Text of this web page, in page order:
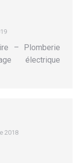
– Plomberie
électrique
2018